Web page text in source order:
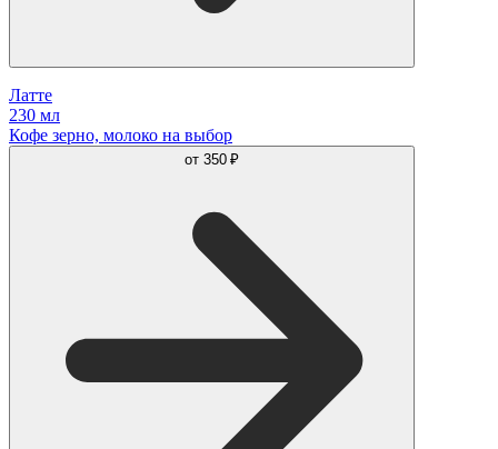
Латте
230 мл
Кофе зерно, молоко на выбор
от 350 ₽